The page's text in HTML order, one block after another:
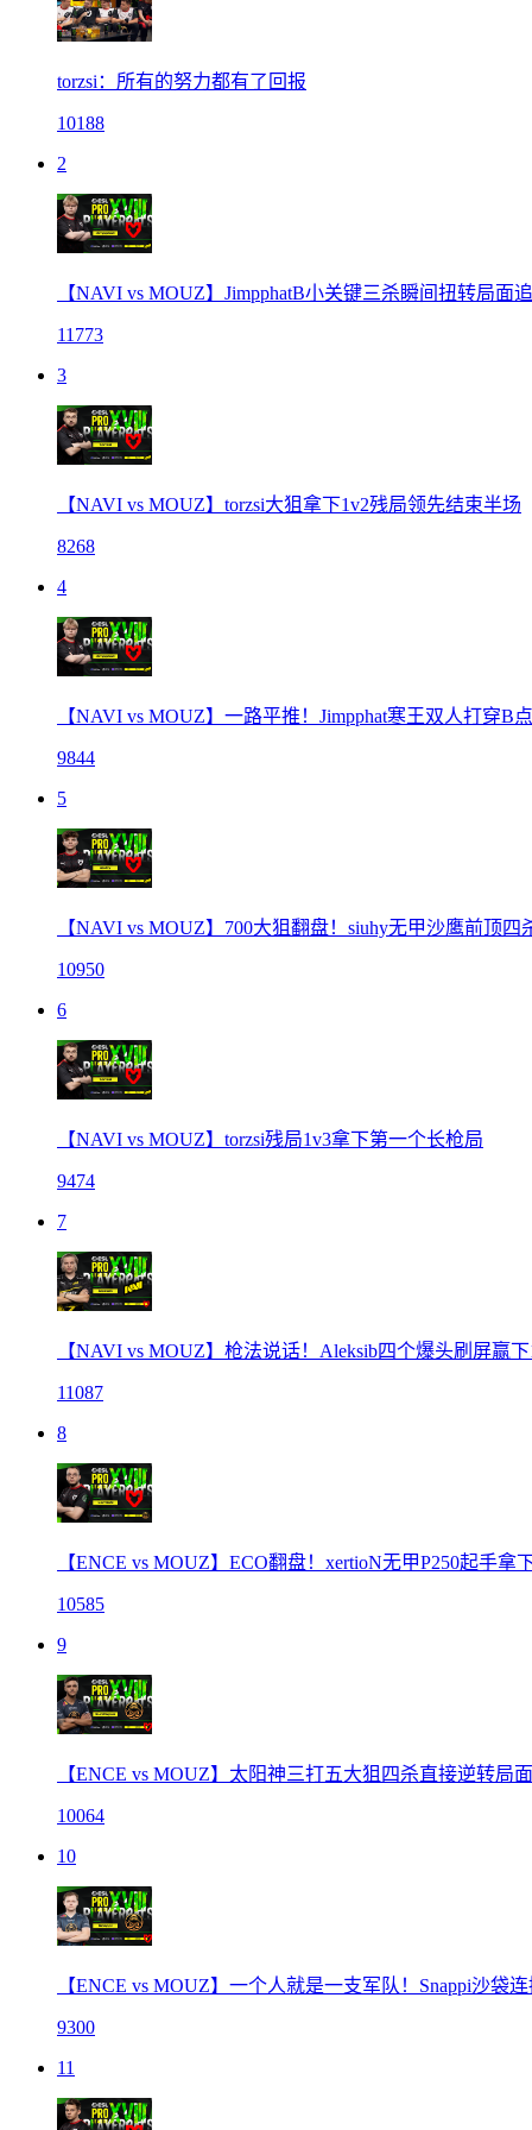
torzsi：所有的努力都有了回报
10188
2
【NAVI vs MOUZ】JimpphatB小关键三杀瞬间扭转局面追
11773
3
【NAVI vs MOUZ】torzsi大狙拿下1v2残局领先结束半场
8268
4
【NAVI vs MOUZ】一路平推！Jimpphat寒王双人打穿B
9844
5
【NAVI vs MOUZ】700大狙翻盘！siuhy无甲沙鹰前顶四
10950
6
【NAVI vs MOUZ】torzsi残局1v3拿下第一个长枪局
9474
7
【NAVI vs MOUZ】枪法说话！Aleksib四个爆头刷屏赢
11087
8
【ENCE vs MOUZ】ECO翻盘！xertioN无甲P250起手拿
10585
9
【ENCE vs MOUZ】太阳神三打五大狙四杀直接逆转局面
10064
10
【ENCE vs MOUZ】一个人就是一支军队！Snappi沙袋
9300
11